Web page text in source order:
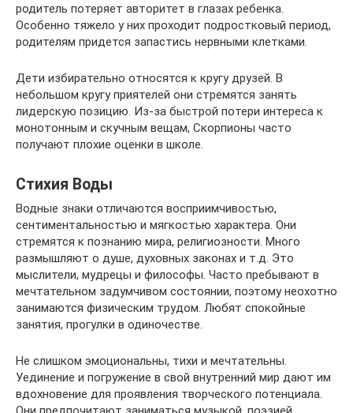
родитель потеряет авторитет в глазах ребенка.
Особенно тяжело у них проходит подростковый период,
родителям придется запастись нервными клетками.
Дети избирательно относятся к кругу друзей. В
небольшом кругу приятелей они стремятся занять
лидерскую позицию. Из-за быстрой потери интереса к
монотонным и скучным вещам, Скорпионы часто
получают плохие оценки в школе.
Стихия Воды
Водные знаки отличаются восприимчивостью,
сентиментальностью и мягкостью характера. Они
стремятся к познанию мира, религиозности. Много
размышляют о душе, духовных законах и т.д. Это
мыслители, мудрецы и философы. Часто пребывают в
мечтательном задумчивом состоянии, поэтому неохотно
занимаются физическим трудом. Любят спокойные
занятия, прогулки в одиночестве.
Не слишком эмоциональны, тихи и мечтательны.
Уединение и погружение в свой внутренний мир дают им
вдохновение для проявления творческого потенциала.